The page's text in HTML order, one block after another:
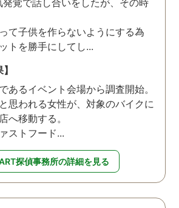
て子供を作らないようにする為
トを勝手にしてし...
あるイベント会場から調査開始。
思われる女性が、対象のバイクに
へ移動する。
ストフード...
探偵事務所の詳細を見る